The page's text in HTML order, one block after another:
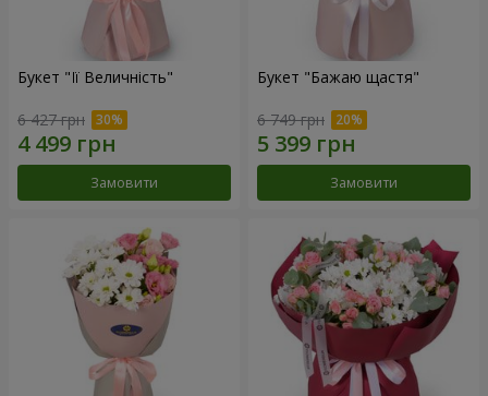
Букет "Її Величність"
6 427 грн
Замовити
Букет "Бажаю щастя"
6 749 грн
Замовити